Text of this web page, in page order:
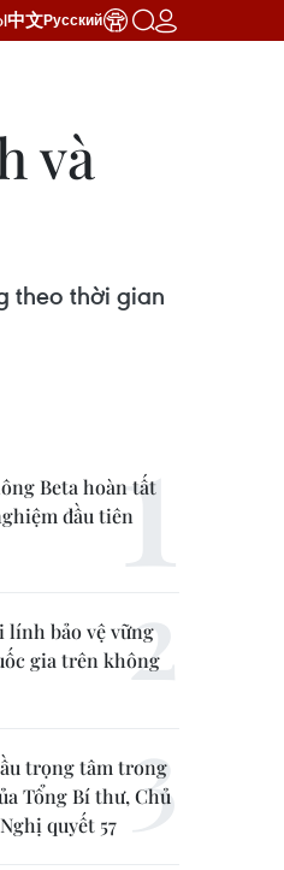
中文Русский
và
theo thời gian
Beta hoàn tất
đầu tiên
lính bảo vệ vững
gia trên không
trọng tâm trong
Tổng Bí thư, Chủ
quyết 57